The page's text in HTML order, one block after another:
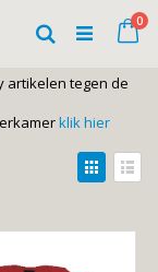
0
Zoeken
artikelen tegen de
klik hier
Tonen
als